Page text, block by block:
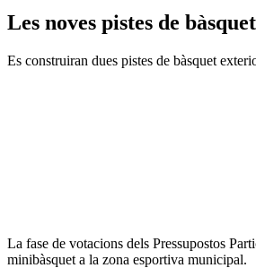
Les noves pistes de
Es construiran dues pistes de bàsquet
La fase de votacions dels Pressupostos
minibàsquet a la zona esportiva municipal.